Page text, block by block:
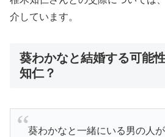
介しています。
葵わかなと結婚する可能
知仁？
葵わかなと一緒にいる男の人が